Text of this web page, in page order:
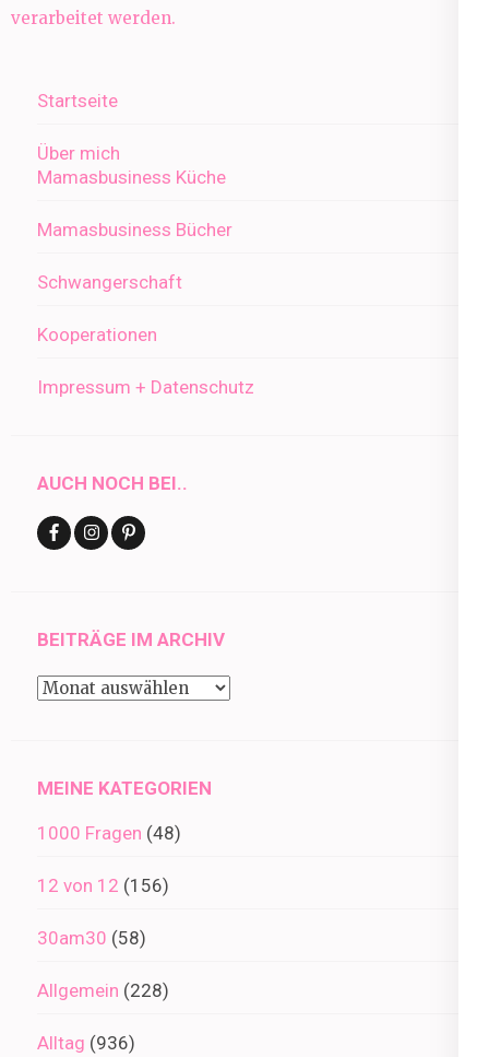
verarbeitet werden.
Startseite
Über mich
Mamasbusiness Küche
Mamasbusiness Bücher
Schwangerschaft
Kooperationen
Impressum + Datenschutz
AUCH NOCH BEI..
BEITRÄGE IM ARCHIV
Beiträge
MEINE KATEGORIEN
1000 Fragen (48)
12 von 12 (156)
30am30 (58)
Allgemein (228)
Alltag (936)